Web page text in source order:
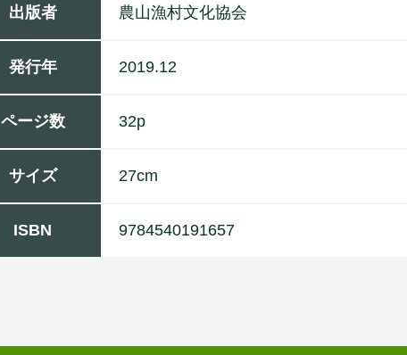
出版者 農山漁村文化協会
発行年 2019.12
ページ数 32p
サイズ 27cm
ISBN 9784540191657